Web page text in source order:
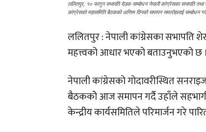
ललितपुर, १० फागुन सभापति देउवा-सम्बोधन नेपाली कांग्रेसका सभापति तथा
कांग्रेसको महासमिति बैठकको अन्तिम दिनको समापन समारोहलाई सम्बोधन
ललितपुर : नेपाली कांग्रेसका सभापति
महत्त्वको आधार भएको बताउनुभएको छ ।
नेपाली कांग्रेसको गोदावरीस्थित
बैठककोे आज समापन गर्दै उहाँले
केन्द्रीय कार्यसमितिले परिमार्जन गरे